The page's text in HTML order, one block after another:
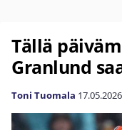
Tällä
Granlund
Toni Tuomala 17.05.2026